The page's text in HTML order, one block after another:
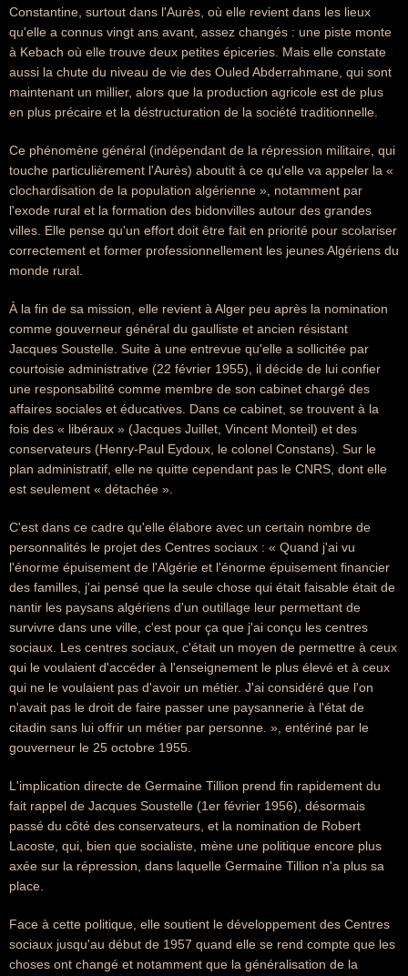
Constantine, surtout dans l'Aurès, où elle revient dans les lieux
qu'elle a connus vingt ans avant, assez changés : une piste monte
à Kebach où elle trouve deux petites épiceries. Mais elle constate
aussi la chute du niveau de vie des Ouled Abderrahmane, qui sont
maintenant un millier, alors que la production agricole est de plus
en plus précaire et la déstructuration de la société traditionnelle.
Ce phénomène général (indépendant de la répression militaire, qui
touche particulièrement l'Aurès) aboutit à ce qu'elle va appeler la «
clochardisation de la population algérienne », notamment par
l'exode rural et la formation des bidonvilles autour des grandes
villes. Elle pense qu'un effort doit être fait en priorité pour scolariser
correctement et former professionnellement les jeunes Algériens du
monde rural.
À la fin de sa mission, elle revient à Alger peu après la nomination
comme gouverneur général du gaulliste et ancien résistant
Jacques Soustelle. Suite à une entrevue qu'elle a sollicitée par
courtoisie administrative (22 février 1955), il décide de lui confier
une responsabilité comme membre de son cabinet chargé des
affaires sociales et éducatives. Dans ce cabinet, se trouvent à la
fois des « libéraux » (Jacques Juillet, Vincent Monteil) et des
conservateurs (Henry-Paul Eydoux, le colonel Constans). Sur le
plan administratif, elle ne quitte cependant pas le CNRS, dont elle
est seulement « détachée ».
C'est dans ce cadre qu'elle élabore avec un certain nombre de
personnalités le projet des Centres sociaux : « Quand j'ai vu
l'énorme épuisement de l'Algérie et l'énorme épuisement financier
des familles, j'ai pensé que la seule chose qui était faisable était de
nantir les paysans algériens d'un outillage leur permettant de
survivre dans une ville, c'est pour ça que j'ai conçu les centres
sociaux. Les centres sociaux, c'était un moyen de permettre à ceux
qui le voulaient d'accéder à l'enseignement le plus élevé et à ceux
qui ne le voulaient pas d'avoir un métier. J'ai considéré que l'on
n'avait pas le droit de faire passer une paysannerie à l'état de
citadin sans lui offrir un métier par personne. », entériné par le
gouverneur le 25 octobre 1955.
L'implication directe de Germaine Tillion prend fin rapidement du
fait rappel de Jacques Soustelle (1er février 1956), désormais
passé du côté des conservateurs, et la nomination de Robert
Lacoste, qui, bien que socialiste, mène une politique encore plus
axée sur la répression, dans laquelle Germaine Tillion n'a plus sa
place.
Face à cette politique, elle soutient le développement des Centres
sociaux jusqu'au début de 1957 quand elle se rend compte que les
choses ont changé et notamment que la généralisation de la